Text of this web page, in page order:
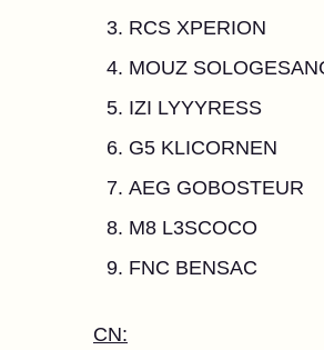
RCS XPERION
MOUZ
IZI LYYYRESS
G5 KLICORNEN
AEG GOBOSTEUR
M8 L3SCOCO
FNC BENSAC
CN: